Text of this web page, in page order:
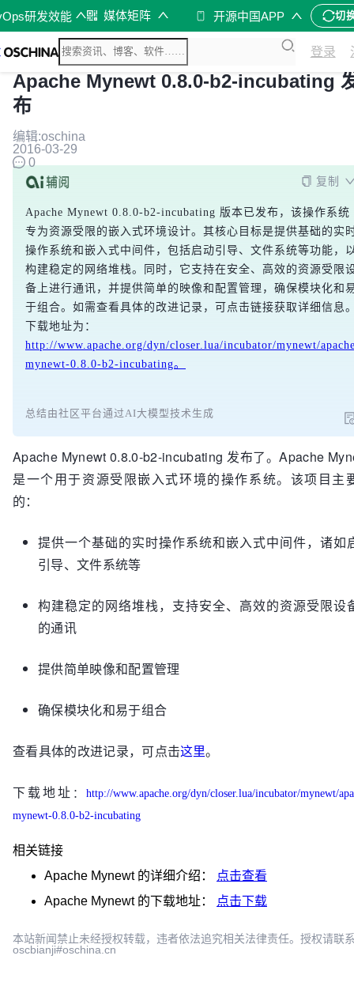
研发效能 媒体矩阵 开源中国APP 切
登录
Apache Mynewt 0.8.0-b2-incubating
布
编辑:oschina
2016-03-29
0
复制
Apache Mynewt 0.8.0-b2-incubating 版本已发布，该操作系统
专为资源受限的嵌入式环境设计。其核心目标是提供基础的实
操作系统和嵌入式中间件，包括启动引导、文件系统等功能，
构建稳定的网络堆栈。同时，它支持在安全、高效的资源受限
备上进行通讯，并提供简单的映像和配置管理，确保模块化和
于组合。如需查看具体的改进记录，可点击链接获取详细信息
下载地址为：
http://www.apache.org/dyn/closer.lua/incubator/mynewt/
mynewt-0.8.0-b2-incubating。
总结由社区平台通过AI大模型技术生成
Apache Mynewt 0.8.0-b2-incubating 发布了。Apache
是一个用于资源受限嵌入式环境的操作系统。该项目主
的：
提供一个基础的实时操作系统和嵌入式中间件，诸如
引导、文件系统等
构建稳定的网络堆栈，支持安全、高效的资源受限设
的通讯
提供简单映像和配置管理
确保模块化和易于组合
查看具体的改进记录，可点击这里。
下载地址 ： http://www.apache.org/dyn/closer.lua/incubator/mynewt/
mynewt-0.8.0-b2-incubating
相关链接
Apache Mynewt的详细介绍：
点击查看
Apache Mynewt的下载地址： 点击下载
本站新闻禁止未经授权转载，违者依法追究相关法律责任。授权请联
oscbianji#oschina.cn